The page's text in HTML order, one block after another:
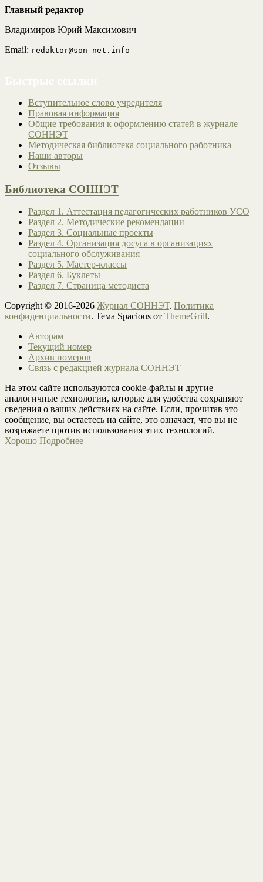
Главный редактор
Владимиров Юрий Максимович
Email: redaktor@son-net.info
Вступительное слово учредителя
Правовая информация
Общие требования к оформлению статей в журнале
СОННЭТ
Методическая библиотека социального работника
Наши авторы
Отзывы
Библиотека СОННЭТ
Раздел 1. Аттестация педагогических работников УСО
Раздел 2. Методические рекомендации
Раздел 3. Социальные проекты
Раздел 4. Организация досуга в организациях
социального обслуживания
Раздел 5. Мастер-классы
Раздел 6. Буклеты
Раздел 7. Страница методиста
Copyright © 2016-2026 Журнал СОННЭТ. Политика
конфиденциальности. Тема Spacious от ThemeGrill.
Авторам
Текущий номер
Архив номеров
Связь с редакцией журнала СОННЭТ
На этом сайте используются cookie-файлы и другие
аналогичные технологии, которые для удобства сохраняют
сведения о ваших действиях на сайте. Если, прочитав это
сообщение, вы остаетесь на сайте, это означает, что вы не
возражаете против использования этих технологий.
Хорошо Подробнее